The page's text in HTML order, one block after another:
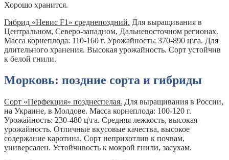
Хорошо хранится.
Гибрид «Невис F1» среднепоздний. Для выращивания в
Центральном, Северо-западном, Дальневосточном регионах.
Масса корнеплода: 110-160 г. Урожайность: 370-890 ц\га. Для
длительного хранения. Высокая урожайность. Сорт устойчив
к белой гнили.
Морковь: поздние сорта и гибриды
Сорт «Перфекция» позднеспелая. Для выращивания в России,
на Украине, в Молдове. Масса корнеплода: 100-120 г.
Урожайность: 230-480 ц\га. Средняя лежкость, высокая
урожайность. Отличные вкусовые качества, высокое
содержание каротина. Сорт неприхотлив к почвам,
универсален. Устойчивость к мокрой гнили, засухам.